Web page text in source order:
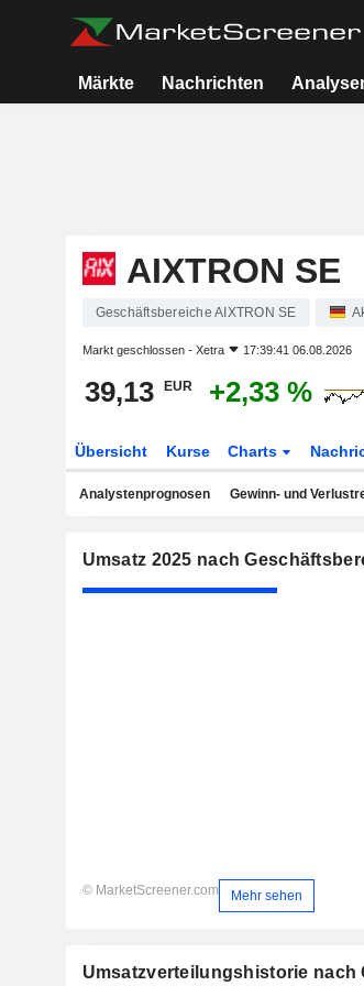
Märkte Nachrichten
AIXTRON SE
Geschäftsbereiche AIXTRON SE
Markt geschlossen - Xetra 17:39:41 06.08.2026
39,13 EUR +2,33 %
Übersicht Kurse Charts
Analystenprognosen Gewinn- und
Umsatz 2025 nach
© MarketScreener.com Mehr sehen
Umsatzverteilungshistorie nach